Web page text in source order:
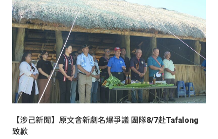
【涉己新聞】原文會新劇名爆爭議 團隊8/7赴Tafalong
致歉